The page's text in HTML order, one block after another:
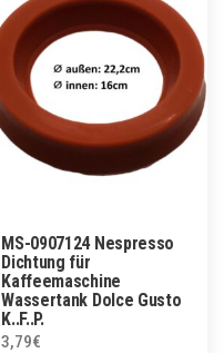
MS-0907124 Nespresso
Dichtung für
Kaffeemaschine
Wassertank Dolce Gusto
K..F..P.
3,79€